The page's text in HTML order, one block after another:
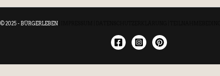
© 2025 - BÜRGERLEBEN